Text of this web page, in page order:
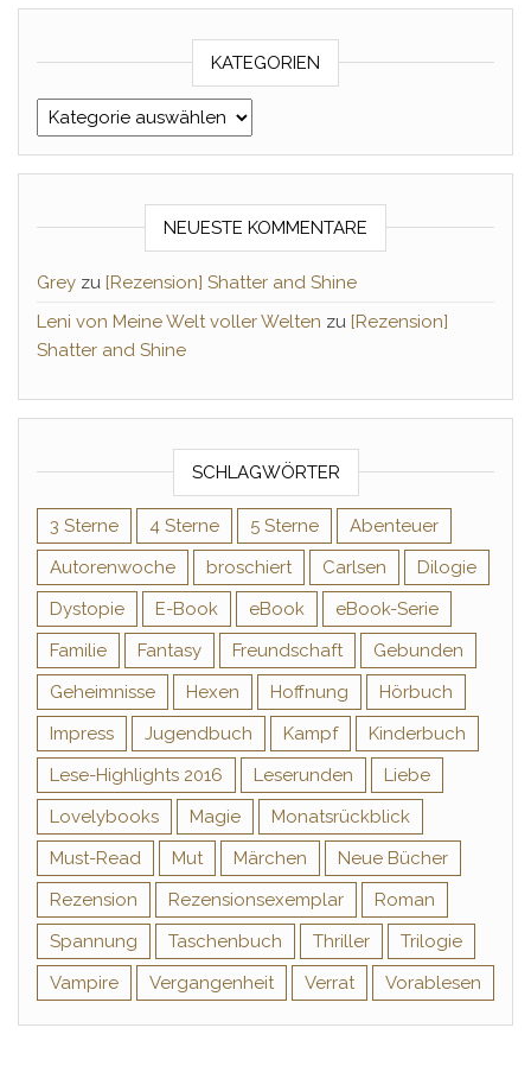
KATEGORIEN
Kategorien
NEUESTE KOMMENTARE
Grey zu [Rezension] Shatter and Shine
Leni von Meine Welt voller Welten zu [Rezension]
Shatter and Shine
SCHLAGWÖRTER
3 Sterne 4 Sterne 5 Sterne
Abenteuer
Autorenwoche
broschiert Carlsen
Dilogie
Dystopie
E-Book eBook
eBook-Serie
Familie
Fantasy Freundschaft
Gebunden
Geheimnisse
Hexen Hoffnung
Hörbuch
Impress
Jugendbuch Kampf
Kinderbuch
Lese-Highlights 2016
Leserunden
Liebe
Lovelybooks
Magie
Monatsrückblick
Must-Read
Mut Märchen
Neue Bücher
Rezension
Rezensionsexemplar
Roman
Spannung
Taschenbuch Thriller
Trilogie
Vampire
Vergangenheit Verrat Vorablesen